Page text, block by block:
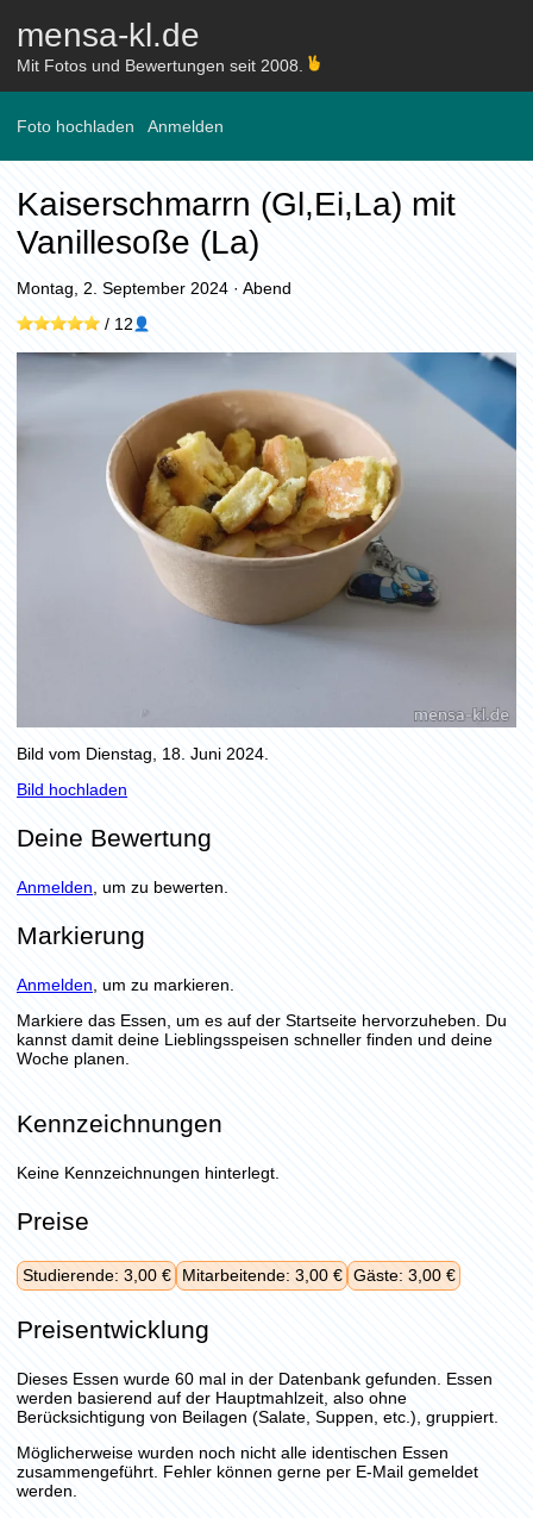
mensa-kl.de
Mit Fotos und Bewertungen seit 2008.
Foto hochladen Anmelden
Kaiserschmarrn (Gl,Ei,La) mit
Vanillesoße (La)
Montag, 2. September 2024 · Abend
/ 12
Bild vom Dienstag, 18. Juni 2024.
Bild hochladen
Deine Bewertung
Anmelden , um zu bewerten.
Markierung
Anmelden , um zu markieren.
Markiere das Essen, um es auf der Startseite hervorzuheben. Du
kannst damit deine Lieblingsspeisen schneller finden und deine
Woche planen.
Kennzeichnungen
Keine Kennzeichnungen hinterlegt.
Preise
Studierende: 3,00 € Mitarbeitende: 3,00 € Gäste: 3,00 €
Preisentwicklung
Dieses Essen wurde 60 mal in der Datenbank gefunden. Essen
werden basierend auf der Hauptmahlzeit, also ohne
Berücksichtigung von Beilagen (Salate, Suppen, etc.), gruppiert.
Möglicherweise wurden noch nicht alle identischen Essen
zusammengeführt. Fehler können gerne per E-Mail gemeldet
werden.